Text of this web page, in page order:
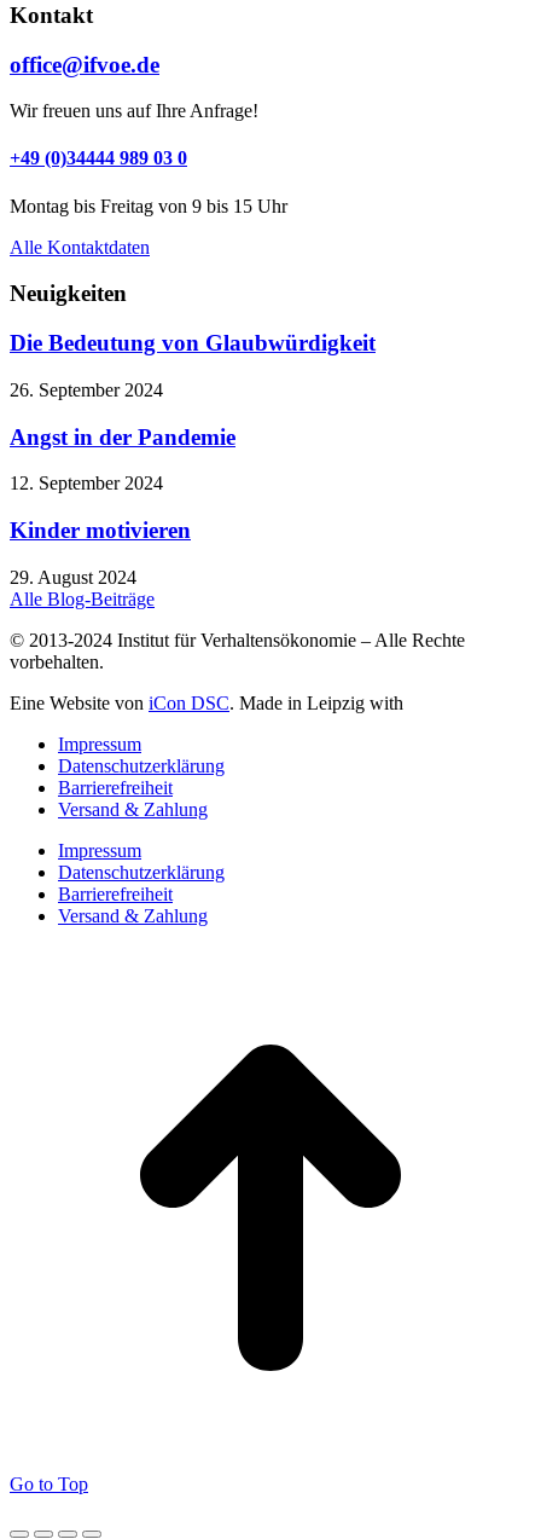
Kontakt
office@ifvoe.de
Wir freuen uns auf Ihre Anfrage!
+49 (0)34444 989 03 0
Montag bis Freitag von 9 bis 15 Uhr
Alle Kontaktdaten
Neuigkeiten
Die Bedeutung von Glaubwürdigkeit
26. September 2024
Angst in der Pandemie
12. September 2024
Kinder motivieren
29. August 2024
Alle Blog-Beiträge
© 2013-2024 Institut für Verhaltensökonomie – Alle Rechte
vorbehalten.
Eine Website von iCon DSC. Made in Leipzig with
Impressum
Datenschutzerklärung
Barrierefreiheit
Versand & Zahlung
Impressum
Datenschutzerklärung
Barrierefreiheit
Versand & Zahlung
Go to Top